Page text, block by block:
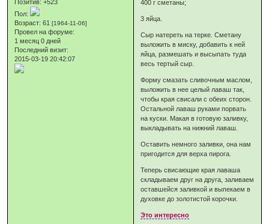
Позитив: +523
Пол:
Возраст: 61[1964-11-06]
Провел на форуме:
1 месяц 0 дней
Последний визит:
2015-03-19 20:42:07
400 г сметаны;
3 яйца.
Сыр натереть на терке. Сметану
выложить в миску, добавить к ней
яйца, размешать и высыпать туда
весь тертый сыр.
Форму смазать сливочным маслом,
выложить в нее целый лаваш так,
чтобы края свисали с обеих сторон.
Остальной лаваш руками порвать
на куски. Макая в готовую заливку,
выкладывать на нижний лаваш.
Оставить немного заливки, она нам
пригодится для верха пирога.
Теперь свисающие края лаваша
складываем друг на друга, заливаем
оставшейся заливкой и выпекаем в
духовке до золотистой корочки.
Это интересно